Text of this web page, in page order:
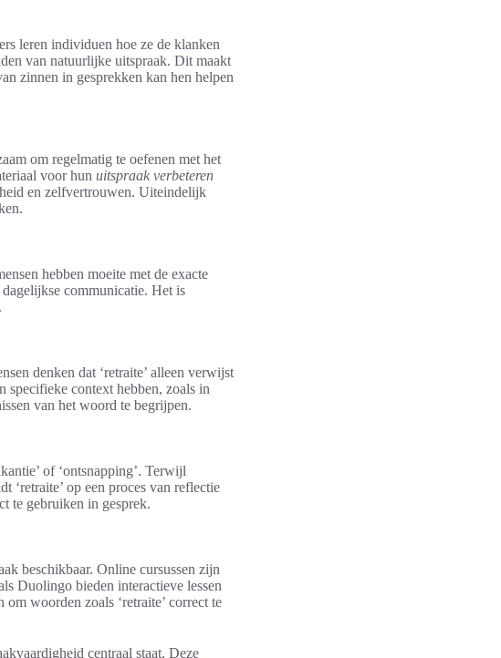
leren individuen hoe ze de klanken
van natuurlijke uitspraak. Dit maakt
zinnen in gesprekken kan hen helpen
om regelmatig te oefenen met het
voor hun uitspraak verbeteren
en zelfvertrouwen. Uiteindelijk
hebben moeite met de exacte
communicatie. Het is
denken dat ‘retraite’ alleen verwijst
specifieke context hebben, zoals in
van het woord te begrijpen.
of ‘ontsnapping’. Terwijl
‘retraite’ op een proces van reflectie
te gebruiken in gesprek.
beschikbaar. Online cursussen zijn
Duolingo bieden interactieve lessen
woorden zoals ‘retraite’ correct te
centraal staat. Deze